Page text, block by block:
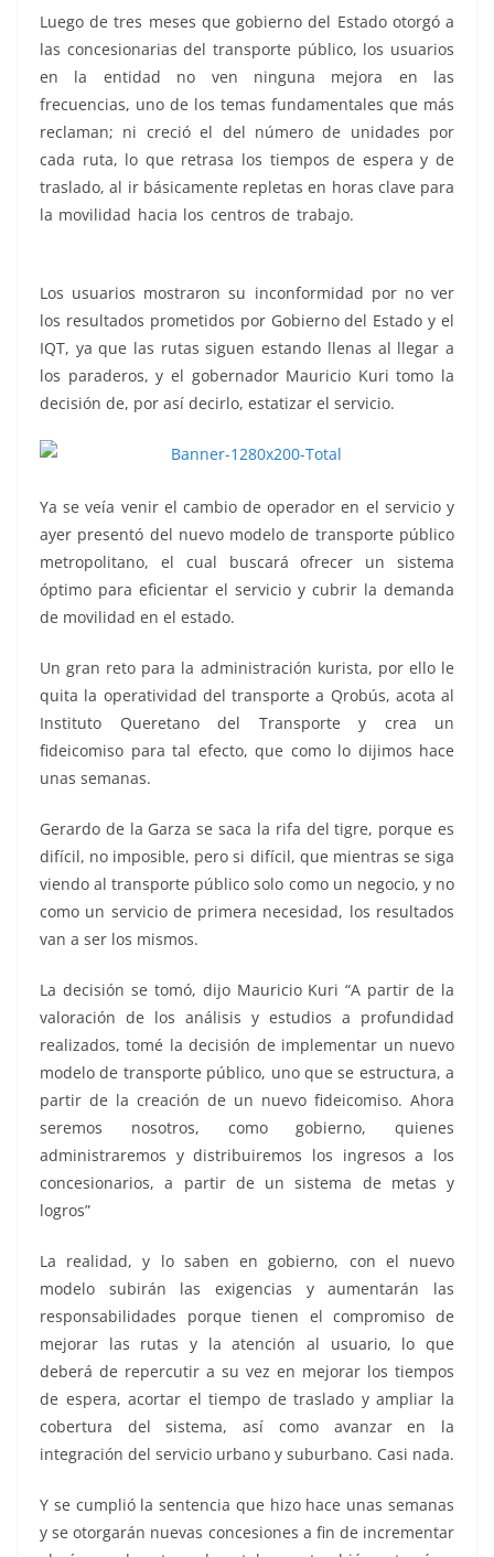
Luego de tres meses que gobierno del Estado otorgó a
las concesionarias del transporte público, los usuarios
en la entidad no ven ninguna mejora en las
frecuencias, uno de los temas fundamentales que más
reclaman; ni creció el del número de unidades por
cada ruta, lo que retrasa los tiempos de espera y de
traslado, al ir básicamente repletas en horas clave para
la movilidad hacia los centros de trabajo.
Los usuarios mostraron su inconformidad por no ver
los resultados prometidos por Gobierno del Estado y el
IQT, ya que las rutas siguen estando llenas al llegar a
los paraderos, y el gobernador Mauricio Kuri tomo la
decisión de, por así decirlo, estatizar el servicio.
Ya se veía venir el cambio de operador en el servicio y
ayer presentó del nuevo modelo de transporte público
metropolitano, el cual buscará ofrecer un sistema
óptimo para eficientar el servicio y cubrir la demanda
de movilidad en el estado.
Un gran reto para la administración kurista, por ello le
quita la operatividad del transporte a Qrobús, acota al
Instituto Queretano del Transporte y crea un
fideicomiso para tal efecto, que como lo dijimos hace
unas semanas.
Gerardo de la Garza se saca la rifa del tigre, porque es
difícil, no imposible, pero si difícil, que mientras se siga
viendo al transporte público solo como un negocio, y no
como un servicio de primera necesidad, los resultados
van a ser los mismos.
La decisión se tomó, dijo Mauricio Kuri “A partir de la
valoración de los análisis y estudios a profundidad
realizados, tomé la decisión de implementar un nuevo
modelo de transporte público, uno que se estructura, a
partir de la creación de un nuevo fideicomiso. Ahora
seremos nosotros, como gobierno, quienes
administraremos y distribuiremos los ingresos a los
concesionarios, a partir de un sistema de metas y
logros”
La realidad, y lo saben en gobierno, con el nuevo
modelo subirán las exigencias y aumentarán las
responsabilidades porque tienen el compromiso de
mejorar las rutas y la atención al usuario, lo que
deberá de repercutir a su vez en mejorar los tiempos
de espera, acortar el tiempo de traslado y ampliar la
cobertura del sistema, así como avanzar en la
integración del servicio urbano y suburbano. Casi nada.
Y se cumplió la sentencia que hizo hace unas semanas
y se otorgarán nuevas concesiones a fin de incrementar